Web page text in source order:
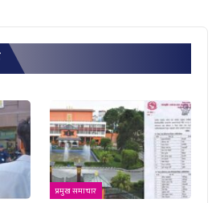
प्रमुख समाचार